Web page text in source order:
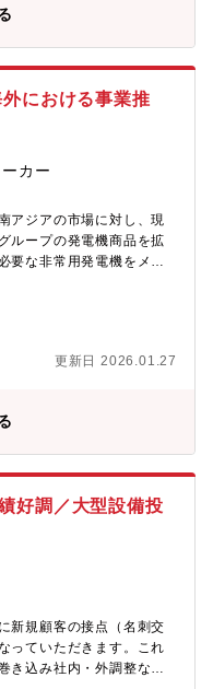
上の実績があり、同事業
、日本だけでなくアジア
ートしています。様々な
ことで、グローバルな視
ネットワークを構築する
しいアイデアに触れるこ
も力をいれており、サプ
強化していきます。自動
粘着接着剤、塗料、樹脂
変等)でも、技術力と設備
配属先】・営業部 営業
視した経営方針。世にな
外における事業推
カー
アジアの市場に対し、現
ループの発電機商品を拡
要な非常用発電機をメー
とヤンマー社の発電機事
体的な内容】・フロント
流の設定/関係者との交渉
していただきます。ご希
2,3か月に1回海外出張有
統括部長1名、メンバー
ミッション】・ES部門
ルプレーヤーとなる為の
ること、顧客との信頼関
践することができま
の人とコミュニケーショ
更新日 2026.01.27
好調／大型設備投
新規顧客の接点（名刺交
っていただきます。これ
き込み社内・外調整など